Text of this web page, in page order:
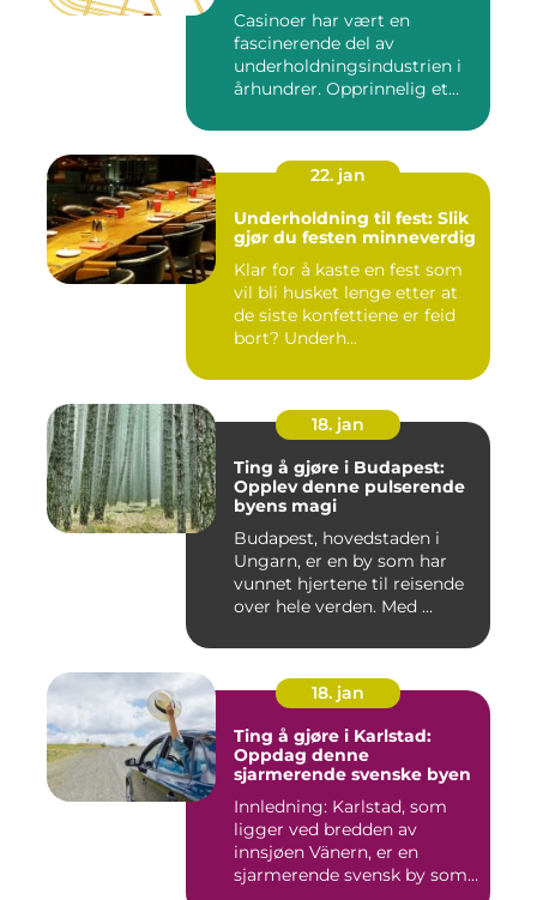
Casinoer har vært en
fascinerende del av
underholdningsindustrien i
århundrer. Opprinnelig et
22. jan
Underholdning til fest: Slik
gjør du festen minneverdig
Klar for å kaste en fest som
vil bli husket lenge etter at
de siste konfettiene er feid
bort? Underh...
18. jan
Ting å gjøre i Budapest:
Opplev denne pulserende
byens magi
Budapest, hovedstaden i
Ungarn, er en by som har
vunnet hjertene til reisende
over hele verden. Med ...
18. jan
Ting å gjøre i Karlstad:
Oppdag denne
sjarmerende svenske byen
Innledning: Karlstad, som
ligger ved bredden av
innsjøen Vänern, er en
sjarmerende svensk by som